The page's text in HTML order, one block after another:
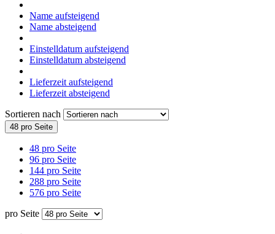
Name aufsteigend
Name absteigend
Einstelldatum aufsteigend
Einstelldatum absteigend
Lieferzeit aufsteigend
Lieferzeit absteigend
Sortieren nach
48 pro Seite
48 pro Seite
96 pro Seite
144 pro Seite
288 pro Seite
576 pro Seite
pro Seite